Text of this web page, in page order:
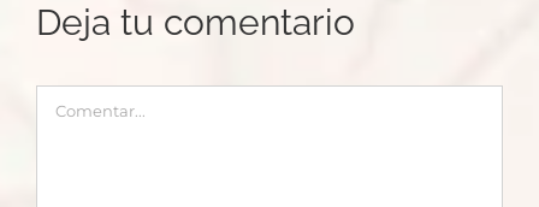
Deja tu comentario
Comentar